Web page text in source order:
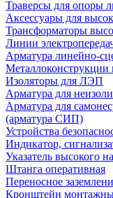
Траверсы для опоры
Аксессуары для
Трансформаторы
Линии
Арматура линейно-
Изоляторы для ЛЭП
Арматура для
Арматура для
(арматура СИП)
Устройства
Индикатор,
Указатель высокого
Штанга оперативная
Переносное
Кронштейн